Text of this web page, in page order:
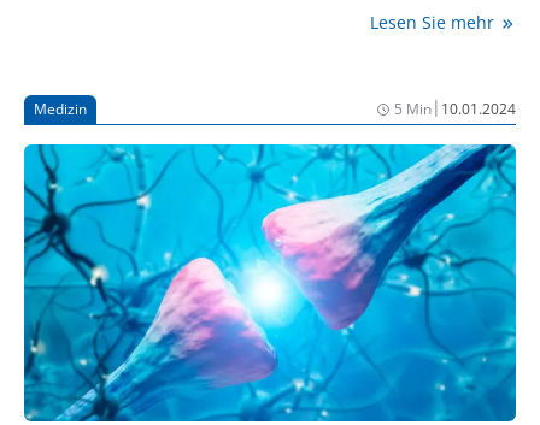
Nikolaus-Tag 2023: „Die enttäuschende Wirksamkeit
der Merck KGaA am Mittwoch schwer.“ Woran diese
„Wirksamkeit“ gemessen wurde, interessiert die
Gemeinde der Finanzstrategen aber ebenso wenig
wie die Tatsache, dass der „Hoffnungsträger“ mit
seinem völlig neuen Therapieansatz bei MS
überhaupt nicht gescheitert ist. Schließlich handelt es
sich bei Evobrutinib um einen prominenten Vertreter
der neuen Substanzklasse der Bruton-Tyrosinkinase-
Inhibitoren (BTKi), die eben nicht dafür entwickelt
wurden, noch ein Hundertstel mehr an Senkung der
jährlichen Schubfrequenz (ARR = annualized relapse
rate) gegenüber einer ohnehin schon sehr gut
Lesen Sie mehr
Medizin 5 Min| 10.01.2024